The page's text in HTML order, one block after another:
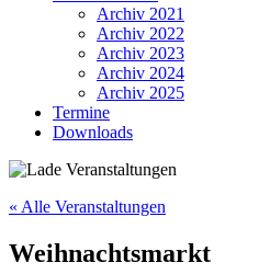
Archiv 2021
Archiv 2022
Archiv 2023
Archiv 2024
Archiv 2025
Termine
Downloads
« Alle Veranstaltungen
Weihnachtsmarkt